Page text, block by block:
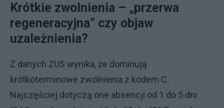
Krótkie zwolnienia – „przerwa
regeneracyjna” czy objaw
uzależnienia?
Z danych ZUS wynika, że dominują
krótkoterminowe zwolnienia z kodem C.
Najczęściej dotyczą one absencji od 1 do 5 dni